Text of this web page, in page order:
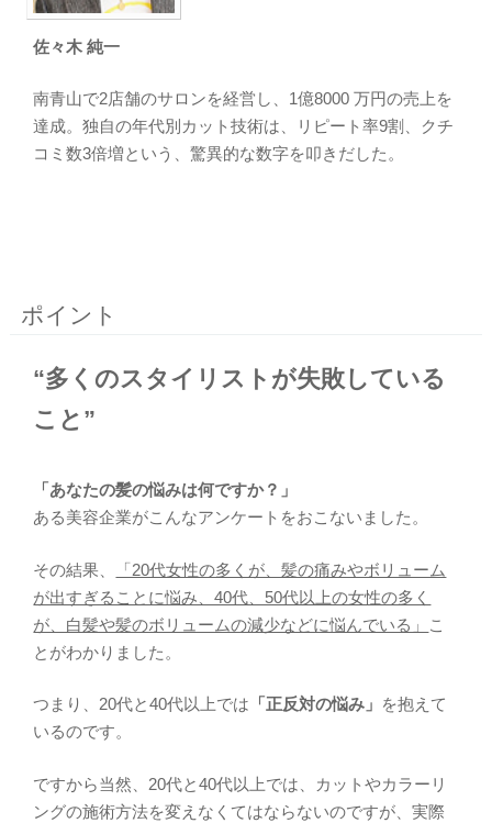
佐々木 純一
南青山で2店舗のサロンを経営し、1億8000 万円の売上を
達成。独自の年代別カット技術は、リピート率9割、クチ
コミ数3倍増という、驚異的な数字を叩きだした。
ポイント
“多くのスタイリストが失敗している
こと”
「あなたの髪の悩みは何ですか？」
ある美容企業がこんなアンケートをおこないました。
その結果、
「20代女性の多くが、髪の痛みやボリューム
が出すぎることに悩み、40代、50代以上の女性の多く
が、白髪や髪のボリュームの減少などに悩んでいる」 こ
とがわかりました。
つまり、20代と40代以上では 「正反対の悩み」 を抱えて
いるのです。
ですから当然、20代と40代以上では、カットやカラーリ
ングの施術方法を変えなくてはならないのですが、実際